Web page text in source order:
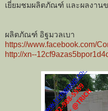
เยี่ยมชมผลิตภัณฑ์ และผลงานข
ผลิตภัณฑ์ อิฐมวลเบา
https://www.facebook.com/
http://xn--